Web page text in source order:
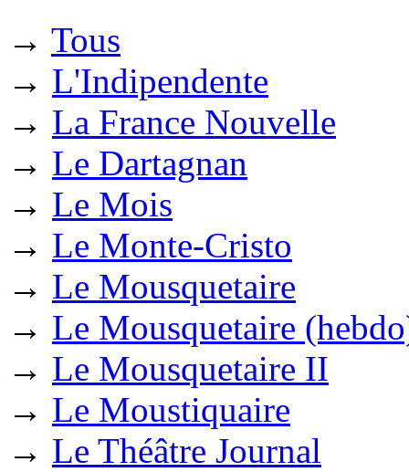
→ Tous
→ L'Indipendente
→ La France Nouvelle
→ Le Dartagnan
→ Le Mois
→ Le Monte-Cristo
→ Le Mousquetaire
→ Le Mousquetaire
→ Le Mousquetaire II
→ Le Moustiquaire
→ Le Théâtre Journal